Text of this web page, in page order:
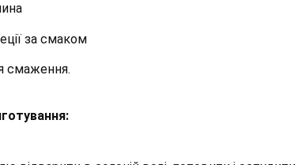
за смаком
смаження.